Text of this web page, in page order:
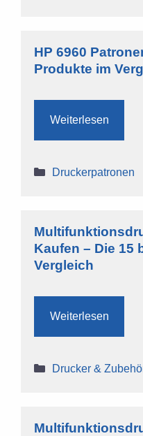
HP 6960
Produkte im
Weiterlesen
Kategorien
Druckerpatronen
Kaufen – Die 15
Vergleich
Weiterlesen
Kategorien
Drucker &